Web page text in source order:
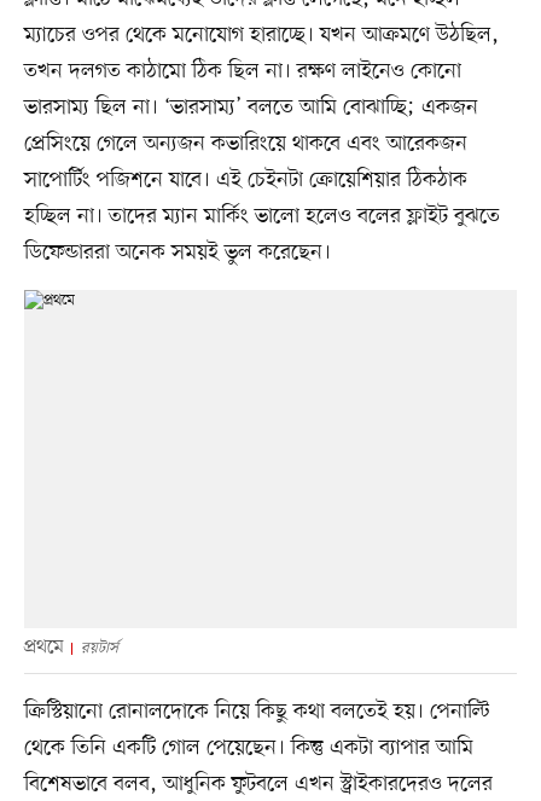
ম্যাচের ওপর থেকে মনোযোগ হারাচ্ছে। যখন আক্রমণে উঠছিল,
তখন দলগত কাঠামো ঠিক ছিল না। রক্ষণ লাইনেও কোনো
ভারসাম্য ছিল না। ‘ভারসাম্য’ বলতে আমি বোঝাচ্ছি; একজন
প্রেসিংয়ে গেলে অন্যজন কভারিংয়ে থাকবে এবং আরেকজন
সাপোর্টিং পজিশনে যাবে। এই চেইনটা ক্রোয়েশিয়ার ঠিকঠাক
হচ্ছিল না। তাদের ম্যান মার্কিং ভালো হলেও বলের ফ্লাইট বুঝতে
ডিফেন্ডাররা অনেক সময়ই ভুল করেছেন।
প্রথমে রয়টার্স
ক্রিস্টিয়ানো রোনালদোকে নিয়ে কিছু কথা বলতেই হয়। পেনাল্টি
থেকে তিনি একটি গোল পেয়েছেন। কিন্তু একটা ব্যাপার আমি
বিশেষভাবে বলব, আধুনিক ফুটবলে এখন স্ট্রাইকারদেরও দলের